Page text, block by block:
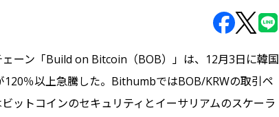
ーン「Build on Bitcoin（BOB）」は、12月3日に韓国
％以上急騰した。BithumbではBOB/KRWの取引ペ
ットコインのセキュリティとイーサリアムのスケーラ